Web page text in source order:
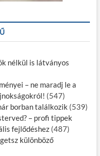
nélkül is látványos
– ne maradj le a
(547)
borban találkozik (539)
– profi tippek
fejlődéshez (487)
különböző